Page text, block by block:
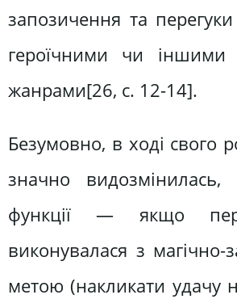
запозичення та
героїчними чи іншими
жанрами[26, c. 12-14].
Безумовно, в ході свого
значно видозмінилась,
функції — якщо
виконувалася з магічно-
метою (накликати удачу